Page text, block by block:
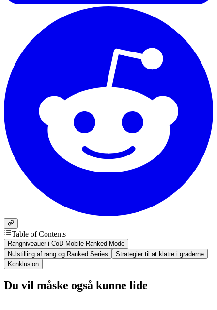
Table of Contents
Rangniveauer i CoD Mobile Ranked Mode
Nulstilling af rang og Ranked Series
Strategier til at klatre i graderne
Konklusion
Du vil måske også kunne lide